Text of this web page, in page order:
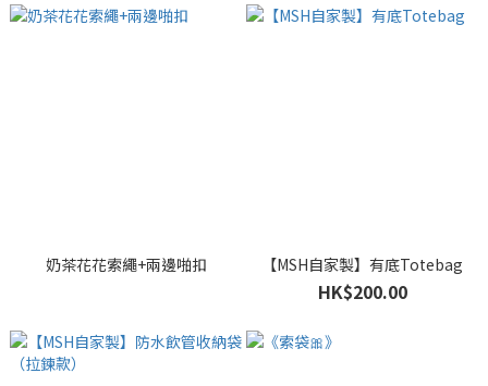
奶茶花花索繩+兩邊啪扣 【MSH自家製】有底Totebag
HK$200.00